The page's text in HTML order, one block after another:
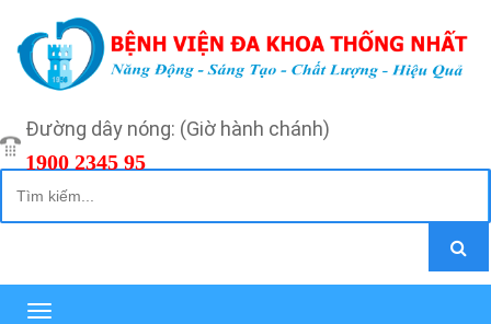
Đường dây nóng: (Giờ hành chánh)
1900 2345 95
Toggle